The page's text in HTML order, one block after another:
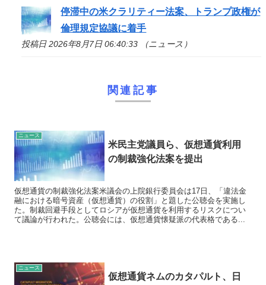
停滞中の米クラリティー法案、トランプ政権が
倫理規定協議に着手
投稿日 2026年8月7日 06:40:33 （ニュース）
関連記事
ニュース
米民主党議員ら、仮想通貨利用
の制裁強化法案を提出
仮想通貨の制裁強化法案米議会の上院銀行委員会は17日、「違法金
融における暗号資産（仮想通貨）の役割」と題した公聴会を実施し
た。制裁回避手段としてロシアが仮想通貨を利用するリスクについ
て議論が行われた。公聴会には、仮想通貨懐疑派の代表格である...
ニュース
仮想通貨ネムのカタパルト、日